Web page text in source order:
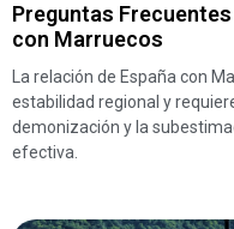
Preguntas
con Marruecos
La relación de España con
estabilidad regional y
demonización y la
efectiva.